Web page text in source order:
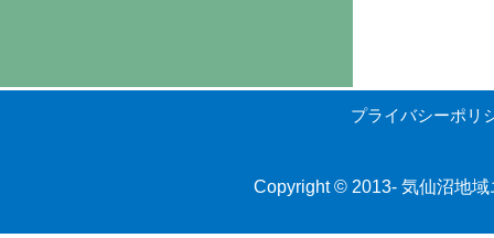
プライバシーポリ
Copyright © 2013- 気仙沼地